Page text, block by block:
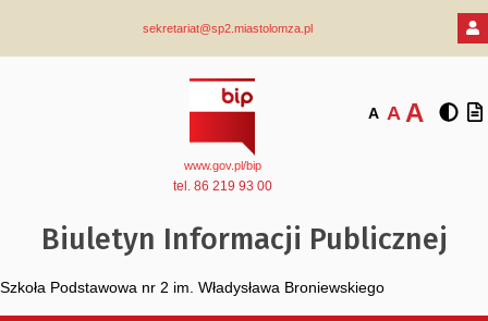
sekretariat@sp2.miastolomza.pl
A A A
www.gov.pl/bip
tel. 86 219 93 00
Biuletyn Informacji Publicznej
Szkoła Podstawowa nr 2 im. Władysława Broniewskiego